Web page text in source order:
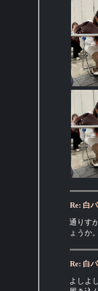
Re: 白
通りす
ょうか。
Re: 白
よしよ